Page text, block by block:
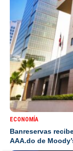
ECONOMÍA
Banreservas
AAA.do de